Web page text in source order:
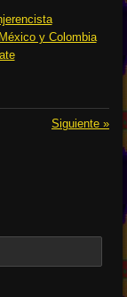
y Colombia
Siguiente »